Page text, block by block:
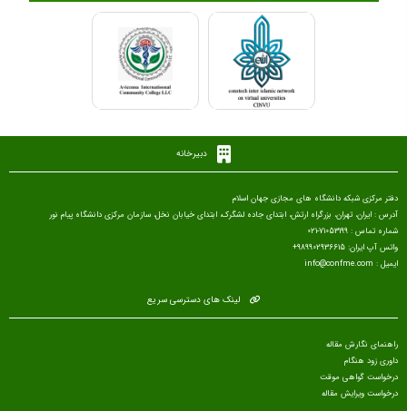
دبیرخانه
دفتر مرکزی شبکه دانشگاه های مجازی جهان اسلام
آدرس : ایران، تهران، بزرگراه ارتش، ابتدای جاده لشگرک، ابتدای خیابان نخل، سازمان مرکزی دانشگاه پیام نور
شماره تماس : 71053199-021
واتس آپ ایران: 989902936615+
ایمیل : info@confme.com
لینک های دسترسی سریع
راهنمای نگارش مقاله
داوری زود هنگام
درخواست گواهی موقت
درخواست ویرایش مقاله